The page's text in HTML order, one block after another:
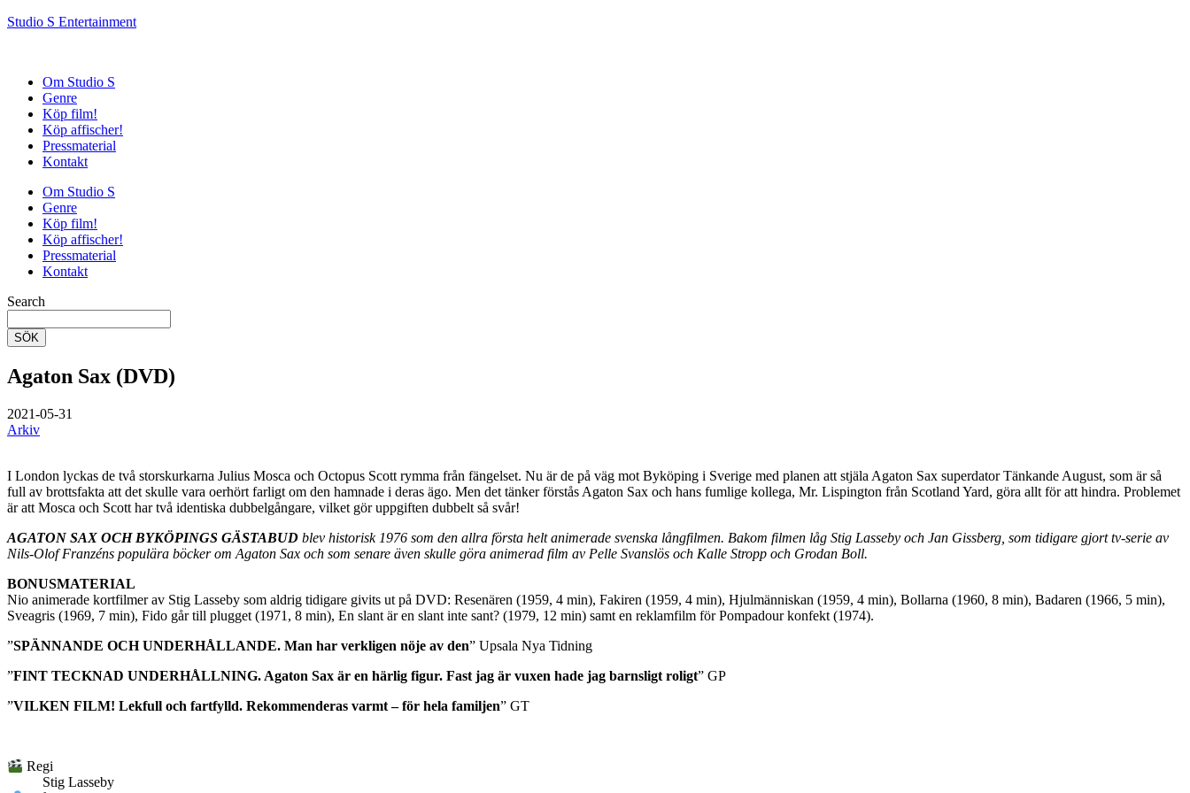
Studio S Entertainment
Om Studio S
Genre
Köp film!
Köp affischer!
Pressmaterial
Kontakt
Om Studio S
Genre
Köp film!
Köp affischer!
Pressmaterial
Kontakt
Search
SÖK
Agaton Sax (DVD)
2021-05-31
Arkiv
I London lyckas de två storskurkarna Julius Mosca och Octopus Scott rymma från fängelset. Nu är de på väg mot Byköping i Sverige med planen att stjäla Agaton Sax superdator Tänkande August, som är så
full av brottsfakta att det skulle vara oerhört farligt om den hamnade i deras ägo. Men det tänker förstås Agaton Sax och hans fumlige kollega, Mr. Lispington från Scotland Yard, göra allt för att hindra. Problemet
är att Mosca och Scott har två identiska dubbelgångare, vilket gör uppgiften dubbelt så svår!
AGATON SAX OCH BYKÖPINGS GÄSTABUD blev historisk 1976 som den allra första helt animerade svenska långfilmen. Bakom filmen låg Stig Lasseby och Jan Gissberg, som tidigare gjort tv-serie av
Nils-Olof Franzéns populära böcker om Agaton Sax och som senare även skulle göra animerad film av Pelle Svanslös och Kalle Stropp och Grodan Boll.
BONUSMATERIAL
Nio animerade kortfilmer av Stig Lasseby som aldrig tidigare givits ut på DVD: Resenären (1959, 4 min), Fakiren (1959, 4 min), Hjulmänniskan (1959, 4 min), Bollarna (1960, 8 min), Badaren (1966, 5 min),
Sveagris (1969, 7 min), Fido går till plugget (1971, 8 min), En slant är en slant inte sant? (1979, 12 min) samt en reklamfilm för Pompadour konfekt (1974).
”SPÄNNANDE OCH UNDERHÅLLANDE. Man har verkligen nöje av den” Upsala Nya Tidning
”FINT TECKNAD UNDERHÅLLNING. Agaton Sax är en härlig figur. Fast jag är vuxen hade jag barnsligt roligt” GP
”VILKEN FILM! Lekfull och fartfylld. Rekommenderas varmt – för hela familjen” GT
Regi
Stig Lasseby